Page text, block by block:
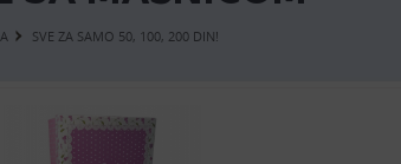
SVE ZA SAMO 50, 100, 200 DIN!